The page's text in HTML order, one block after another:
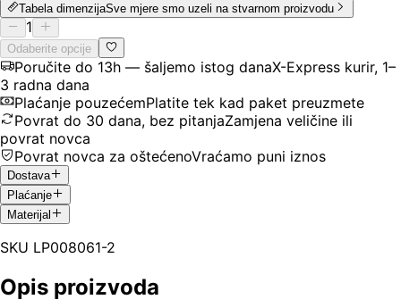
Tabela dimenzijaSve mjere smo uzeli na stvarnom proizvodu
1
Odaberite opcije
Poručite do 13h — šaljemo istog danaX-Express kurir, 1–
3 radna dana
Plaćanje pouzećemPlatite tek kad paket preuzmete
Povrat do 30 dana, bez pitanjaZamjena veličine ili
povrat novca
Povrat novca za oštećenoVraćamo puni iznos
Dostava
Plaćanje
Materijal
SKU LP008061-2
Opis proizvoda